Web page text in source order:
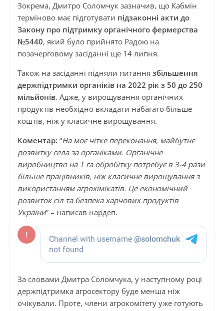
Зокрема, Дмитро Соломчук зазначив, що Кабмін
терміново має підготувати підзаконні акти до
Закону про підтримку органічного фермерства
№5440, який було прийнято Радою на
позачерговому засіданні ще 14 липня.
Також на засіданні підняли питання збільшення
держпідтримки органіків на 2022 рік з 50 до 250
мільйонів. Адже, у вирощування органічних
продуктів необхідно вкладати набагато більше
коштів, ніж у класичне вирощування.
Коментар: “На моє чітке переконання, майбутнє
розвитку села за органіками. Органічне
виробництво на 1 га обробітку потребує в 3-4 рази
більше працівників, ніж класичне вирощування з
використанням агрохімікатів. Це економічний
розвиток сіл та безпека харчових продуктів
України” – написав нардеп.
За словами Дмитра Соломчука, у наступному році
держпідтримка агросектору буде менша ніж
очікували. Проте, члени агрокомітету уже готують